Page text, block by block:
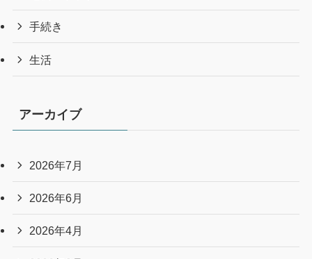
手続き
生活
アーカイブ
2026年7月
2026年6月
2026年4月